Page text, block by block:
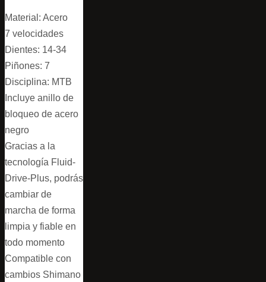
Material: Acero
7 velocidades
Dientes: 14-34
Piñones: 7
Disciplina: MTB
Incluye anillo de
bloqueo de acero
negro
Gracias a la
tecnología Fluid-
Drive-Plus, podrás
cambiar de
marcha de forma
limpia y fiable en
todo momento
Compatible con
cambios Shimano